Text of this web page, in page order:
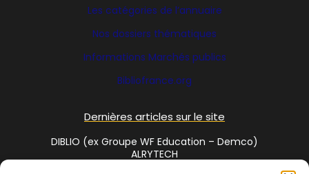
Les catégories de l’annuaire
Nos dossiers thématiques
Informations Marchés publics
Bibliofrance.org
Dernières articles sur le site
DIBLIO (ex Groupe WF Education – Demco)
ALRYTECH